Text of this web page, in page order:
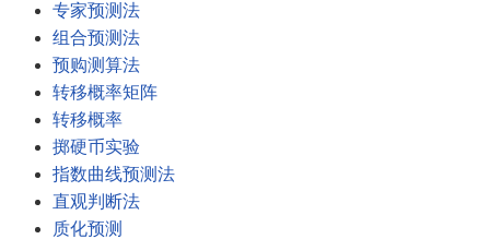
专家预测法
组合预测法
预购测算法
转移概率矩阵
转移概率
掷硬币实验
指数曲线预测法
直观判断法
质化预测